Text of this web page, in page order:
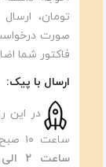
تومان،
فاکتور شما
ارسال با پیک:
در این
ساعت ۱۰ صبح انجام شده باشد ارسال فوری بین بازه ی
ساعت ۲ الی ۷ عصر